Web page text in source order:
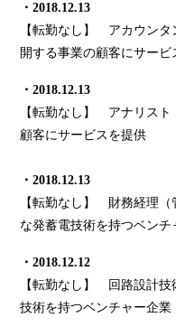
・2018.12.13
【転勤なし】 アカウン
開する事業の顧客にサービ
・2018.12.13
【転勤なし】 アナリス
顧客にサービスを提供
・2018.12.13
【転勤なし】 財務経理
な発蓄電技術を持つベンチ
・2018.12.12
【転勤なし】 回路設計
技術を持つベンチャー企業